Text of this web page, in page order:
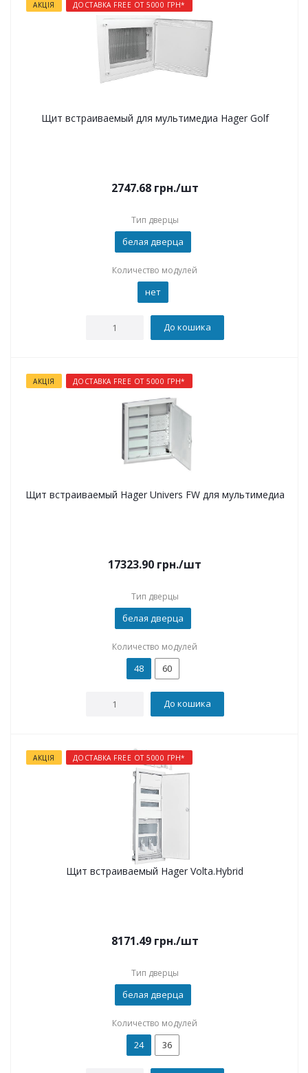
АКЦІЯ ДОСТАВКА FREE ОТ 5000 ГРН*
Щит встраиваемый для мультимедиа Hager Golf
2747.68грн./шт
Тип дверцы
белая дверца
Количество модулей
нет
До кошика
АКЦІЯ ДОСТАВКА FREE ОТ 5000 ГРН*
Щит встраиваемый Hager Univers FW для мультимедиа
17323.90 грн./шт
Тип дверцы
белая дверца
Количество модулей
48 60
До кошика
АКЦІЯ ДОСТАВКА FREE ОТ 5000 ГРН*
Щит встраиваемый Hager Volta.Hybrid
8171.49грн./шт
Тип дверцы
белая дверца
Количество модулей
24 36